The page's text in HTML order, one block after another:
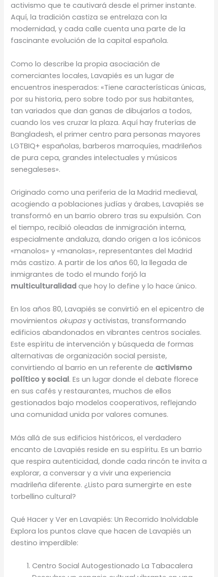
activismo que te cautivará desde el primer instante.
Aquí, la tradición castiza se entrelaza con la
modernidad, y cada calle cuenta una parte de la
fascinante evolución de la capital española.
Como lo describe la propia asociación de
comerciantes locales, Lavapiés es un lugar de
encuentros inesperados: «Tiene características únicas,
por su historia, pero sobre todo por sus habitantes,
tan variados que dan ganas de dibujarlos a todos,
cuando los ves cruzar la plaza. Aquí hay fruterías de
Bangladesh, el primer centro para personas mayores
LGTBIQ+ españolas, barberos marroquíes, madrileños
de pura cepa, grandes intelectuales y músicos
senegaleses».
Originado como una periferia de la Madrid medieval,
acogiendo a poblaciones judías y árabes, Lavapiés se
transformó en un barrio obrero tras su expulsión. Con
el tiempo, recibió oleadas de inmigración interna,
especialmente andaluza, dando origen a los icónicos
«manolos» y «manolas», representantes del Madrid
más castizo. A partir de los años 60, la llegada de
inmigrantes de todo el mundo forjó la
multiculturalidad que hoy lo define y lo hace único.
En los años 80, Lavapiés se convirtió en el epicentro de
movimientos okupas y activistas, transformando
edificios abandonados en vibrantes centros sociales.
Este espíritu de intervención y búsqueda de formas
alternativas de organización social persiste,
convirtiendo al barrio en un referente de activismo
político y social. Es un lugar donde el debate florece
en sus cafés y restaurantes, muchos de ellos
gestionados bajo modelos cooperativos, reflejando
una comunidad unida por valores comunes.
Más allá de sus edificios históricos, el verdadero
encanto de Lavapiés reside en su espíritu. Es un barrio
que respira autenticidad, donde cada rincón te invita a
explorar, a conversar y a vivir una experiencia
madrileña diferente. ¿Listo para sumergirte en este
torbellino cultural?
Qué Hacer y Ver en Lavapiés: Un Recorrido Inolvidable
Explora los puntos clave que hacen de Lavapiés un
destino imperdible:
Centro Social Autogestionado La Tabacalera